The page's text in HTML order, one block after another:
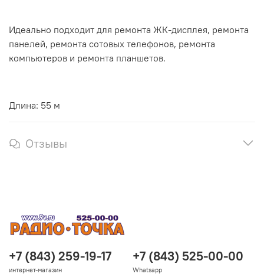
Идеально подходит для ремонта ЖК-дисплея, ремонта
панелей, ремонта сотовых телефонов, ремонта
компьютеров и ремонта планшетов.
Длина: 55 м
Отзывы
+7 (843) 259-19-17
интернет-магазин
+7 (843) 525-00-00
Whatsapp